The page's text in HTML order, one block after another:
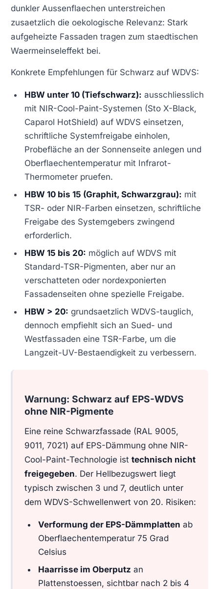
dunkler Aussenflaechen unterstreichen
zusaetzlich die oekologische Relevanz: Stark
aufgeheizte Fassaden tragen zum staedtischen
Waermeinseleffekt bei.
Konkrete Empfehlungen für Schwarz auf WDVS:
HBW unter 10 (Tiefschwarz): ausschliesslich
mit NIR-Cool-Paint-Systemen (Sto X-Black,
Caparol HotShield) auf WDVS einsetzen,
schriftliche Systemfreigabe einholen,
Probefläche an der Sonnenseite anlegen und
Oberflaechentemperatur mit Infrarot-
Thermometer pruefen.
HBW 10 bis 15 (Graphit, Schwarzgrau): mit
TSR- oder NIR-Farben einsetzen, schriftliche
Freigabe des Systemgebers zwingend
erforderlich.
HBW 15 bis 20: möglich auf WDVS mit
Standard-TSR-Pigmenten, aber nur an
verschatteten oder nordexponierten
Fassadenseiten ohne spezielle Freigabe.
HBW > 20: grundsaetzlich WDVS-tauglich,
dennoch empfiehlt sich an Sued- und
Westfassaden eine TSR-Farbe, um die
Langzeit-UV-Bestaendigkeit zu verbessern.
Warnung: Schwarz auf EPS-WDVS
ohne NIR-Pigmente
Eine reine Schwarzfassade (RAL 9005,
9011, 7021) auf EPS-Dämmung ohne NIR-
Cool-Paint-Technologie ist technisch nicht
freigegeben. Der Hellbezugswert liegt
typisch zwischen 3 und 7, deutlich unter
dem WDVS-Schwellenwert von 20. Risiken:
Verformung der EPS-Dämmplatten ab
Oberflaechentemperatur 75 Grad
Celsius
Haarrisse im Oberputz an
Plattenstoessen, sichtbar nach 2 bis 4